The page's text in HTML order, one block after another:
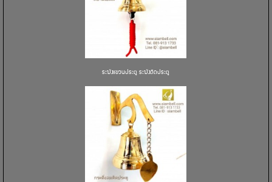
ระฆังแขวนประตู ระฆังติดประตู